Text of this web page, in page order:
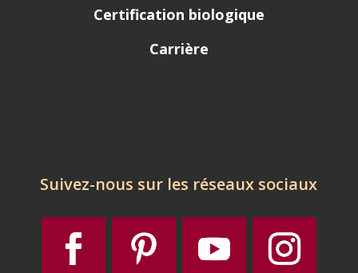
Certification biologique
Carrière
Suivez-nous sur les réseaux sociaux